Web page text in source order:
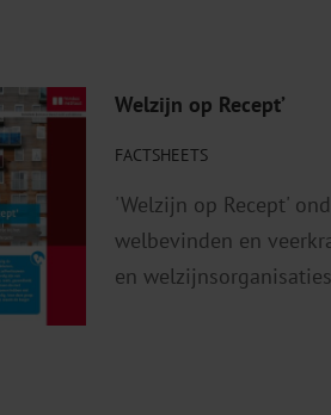
Welzijn op Recept’
FACTSHEETS
'Welzijn op Recept'
welbevinden en
en